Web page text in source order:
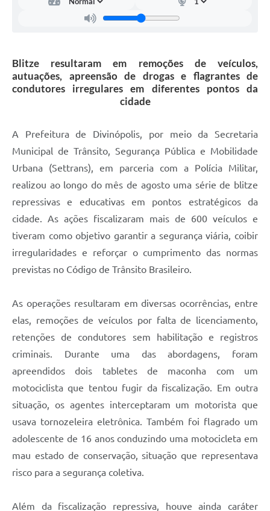
Blitze resultaram em remoções de veículos,
autuações, apreensão de drogas e flagrantes de
condutores irregulares em diferentes pontos da
cidade
A Prefeitura de Divinópolis, por meio da Secretaria
Municipal de Trânsito, Segurança Pública e Mobilidade
Urbana (Settrans), em parceria com a Polícia Militar,
realizou ao longo do mês de agosto uma série de blitze
repressivas e educativas em pontos estratégicos da
cidade. As ações fiscalizaram mais de 600 veículos e
tiveram como objetivo garantir a segurança viária, coibir
irregularidades e reforçar o cumprimento das normas
previstas no Código de Trânsito Brasileiro.
As operações resultaram em diversas ocorrências, entre
elas, remoções de veículos por falta de licenciamento,
retenções de condutores sem habilitação e registros
criminais. Durante uma das abordagens, foram
apreendidos dois tabletes de maconha com um
motociclista que tentou fugir da fiscalização. Em outra
situação, os agentes interceptaram um motorista que
usava tornozeleira eletrônica. Também foi flagrado um
adolescente de 16 anos conduzindo uma motocicleta em
mau estado de conservação, situação que representava
risco para a segurança coletiva.
Além da fiscalização repressiva, houve ainda caráter